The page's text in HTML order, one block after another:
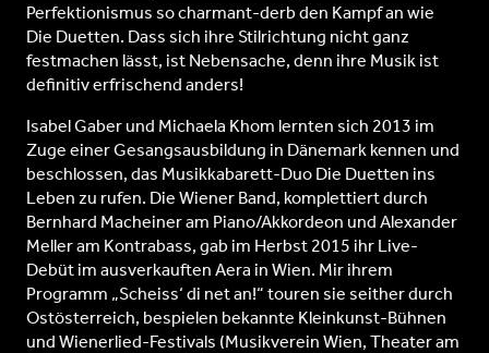
Perfektionismus so charmant-derb den Kampf an wie
Die Duetten. Dass sich ihre Stilrichtung nicht ganz
festmachen lässt, ist Nebensache, denn ihre Musik ist
definitiv erfrischend anders!
Isabel Gaber und Michaela Khom lernten sich 2013 im
Zuge einer Gesangsausbildung in Dänemark kennen und
beschlossen, das Musikkabarett-Duo Die Duetten ins
Leben zu rufen. Die Wiener Band, komplettiert durch
Bernhard Macheiner am Piano/Akkordeon und Alexander
Meller am Kontrabass, gab im Herbst 2015 ihr Live-
Debüt im ausverkauften Aera in Wien. Mir ihrem
Programm „Scheiss‘ di net an!“ touren sie seither durch
Ostösterreich, bespielen bekannte Kleinkunst-Bühnen
und Wienerlied-Festivals (Musikverein Wien, Theater am